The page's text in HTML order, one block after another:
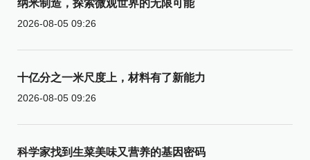
纳米制造，探索微观世界的无限可能
2026-08-05 09:26
十亿分之一米尺度上，材料有了新能力
2026-08-05 09:26
科学家找到生菜美味又营养的基因密码